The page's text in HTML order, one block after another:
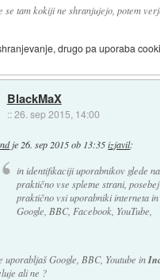
se tam kokiji ne shranjujejo, potem
drugo pa uporaba
BlackMaX
::26. sep 2015, 14:00
je 26. sep 2015 ob 13:35 izjavil:
in identifikaciji uporabnikov glede
praktično vse spletne strani,
praktično vsi uporabniki interneta
Google, BBC, Facebook, YouTube,
uporabljaš Google, BBC, Youtube in
ali ne ?